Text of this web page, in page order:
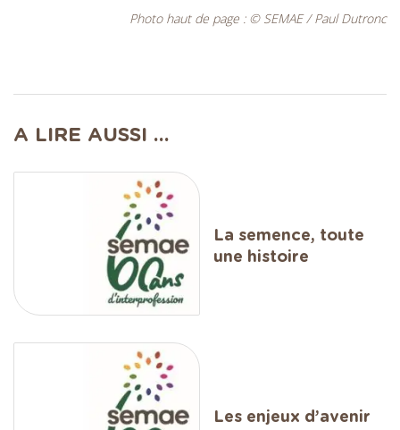
Photo haut de page : © SEMAE / Paul Dutronc
A LIRE AUSSI ...
La semence, toute
une histoire
Les enjeux d’avenir